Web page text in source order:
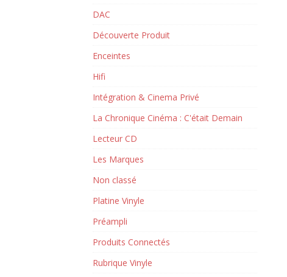
DAC
Découverte Produit
Enceintes
Hifi
Intégration & Cinema Privé
La Chronique Cinéma : C'était Demain
Lecteur CD
Les Marques
Non classé
Platine Vinyle
Préampli
Produits Connectés
Rubrique Vinyle